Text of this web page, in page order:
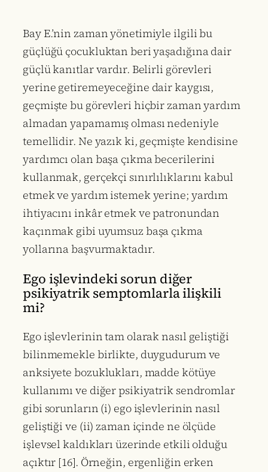
Bay E.’nin zaman yönetimiyle ilgili bu
güçlüğü çocukluktan beri yaşadığına dair
güçlü kanıtlar vardır. Belirli görevleri
yerine getiremeyeceğine dair kaygısı,
geçmişte bu görevleri hiçbir zaman yardım
almadan yapamamış olması nedeniyle
temellidir. Ne yazık ki, geçmişte kendisine
yardımcı olan başa çıkma becerilerini
kullanmak, gerçekçi sınırlılıklarını kabul
etmek ve yardım istemek yerine; yardım
ihtiyacını inkâr etmek ve patronundan
kaçınmak gibi uyumsuz başa çıkma
yollarına başvurmaktadır.
Ego işlevindeki sorun diğer
psikiyatrik semptomlarla ilişkili
mi?
Ego işlevlerinin tam olarak nasıl geliştiği
bilinmemekle birlikte, duygudurum ve
anksiyete bozuklukları, madde kötüye
kullanımı ve diğer psikiyatrik sendromlar
gibi sorunların (i) ego işlevlerinin nasıl
geliştiği ve (ii) zaman içinde ne ölçüde
işlevsel kaldıkları üzerinde etkili olduğu
açıktır [16]. Örneğin, ergenliğin erken